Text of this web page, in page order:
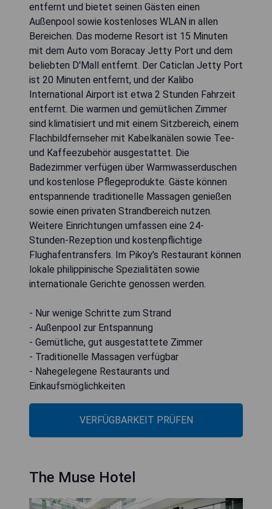
entfernt und bietet seinen Gästen einen
Außenpool sowie kostenloses WLAN in allen
Bereichen. Das moderne Resort ist 15 Minuten
mit dem Auto vom Boracay Jetty Port und dem
beliebten D'Mall entfernt. Der Caticlan Jetty Port
ist 20 Minuten entfernt, und der Kalibo
International Airport ist etwa 2 Stunden Fahrzeit
entfernt. Die warmen und gemütlichen Zimmer
sind klimatisiert und mit einem Sitzbereich, einem
Flachbildfernseher mit Kabelkanälen sowie Tee-
und Kaffeezubehör ausgestattet. Die
Badezimmer verfügen über Warmwasserduschen
und kostenlose Pflegeprodukte. Gäste können
entspannende traditionelle Massagen genießen
sowie einen privaten Strandbereich nutzen.
Weitere Einrichtungen umfassen eine 24-
Stunden-Rezeption und kostenpflichtige
Flughafentransfers. Im Pikoy's Restaurant können
lokale philippinische Spezialitäten sowie
internationale Gerichte genossen werden.
- Nur wenige Schritte zum Strand
- Außenpool zur Entspannung
- Gemütliche, gut ausgestattete Zimmer
- Traditionelle Massagen verfügbar
- Nahegelegene Restaurants und
Einkaufsmöglichkeiten
VERFÜGBARKEIT PRÜFEN
The Muse Hotel